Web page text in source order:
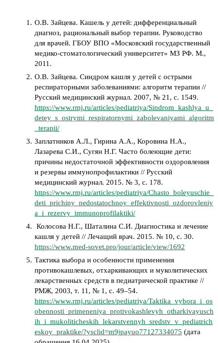
О.В. Зайцева. Кашель у детей: дифференциальный
диагноз, рациональный выбор терапии. Руководство
для врачей. ГБОУ ВПО «Московский государственный
медико-стоматологический университет» МЗ РФ. М.,
2011.
О.В. Зайцева. Синдром кашля у детей с острыми
респираторными заболеваниями: алгоритм терапии //
Русский медицинский журнал. 2007, № 21, с. 1549.
https://www.rmj.ru/articles/pediatriya/Sindrom_kashlya_u_
detey_s_ostrymi_respiratornymi_zabolevaniyami_algoritm
_terapii/
Заплатников А.Л., Гирина А.А., Коровина Н.А.,
Лазарева С.И., Сугян Н.Г. Часто болеющие дети:
причины недостаточной эффективности оздоровления
и резервы иммунопрофилактики // Русский
медицинский журнал. 2015. № 3, с. 178.
https://www.rmj.ru/articles/pediatriya/Chasto_boleyuschie_
deti_prichiny_nedostatochnoy_effektivnosti_ozdorovleniy
a_i_rezervy_immunoprofilaktiki/
Колосова Н.Г., Шаталина С.И. Диагностика и лечение
кашля у детей // Лечащий врач. 2015. № 10, с. 30.
https://www.med-sovet.pro/jour/article/view/1692
Тактика выбора и особенности применения
противокашлевых, отхаркивающих и муколитических
лекарственных средств в педиатрической практике //
РМЖ, 2003, т. 11, № 1, с. 49–54.
https://www.rmj.ru/articles/pediatriya/Taktika_vybora_i_os
obennosti_primeneniya_protivokashlevyh_otharkivayusch
ih_i_mukoliticheskih_lekarstvennyh_sredstv_v_pediatrich
eskoy_praktike/?ysclid=m9jpayuo77127334075 (дата